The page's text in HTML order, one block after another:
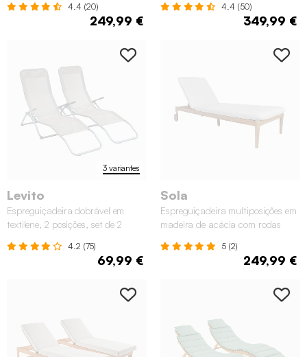
4.4 (20)
249,99 €
4.4 (50)
349,99 €
3 variantes
Levito
Espreguiçadeira dobrável em
textilene, 2 posições, set de 2
4.2 (75)
69,99 €
Sola
Espreguiçadeira multiposições em
madeira de acácia com rodas
5 (2)
249,99 €